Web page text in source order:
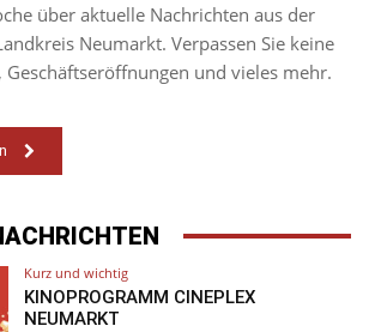
über aktuelle Nachrichten aus der
Neumarkt. Verpassen Sie keine
Geschäftseröffnungen und vieles mehr.
Kurz und wichtig
KINOPROGRAMM CINEPLEX
NEUMARKT